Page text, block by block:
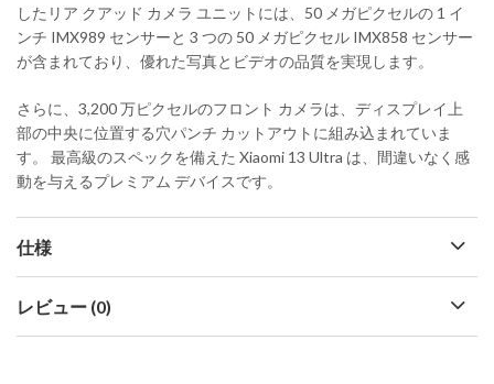
したリア クアッド カメラ ユニットには、50 メガピクセルの 1 イ
ンチ IMX989 センサーと 3 つの 50 メガピクセル IMX858 センサー
が含まれており、優れた写真とビデオの品質を実現します。
さらに、3,200 万ピクセルのフロント カメラは、ディスプレイ上
部の中央に位置する穴パンチ カットアウトに組み込まれていま
す。 最高級のスペックを備えた Xiaomi 13 Ultra は、間違いなく感
動を与えるプレミアム デバイスです。
仕様
レビュー (0)